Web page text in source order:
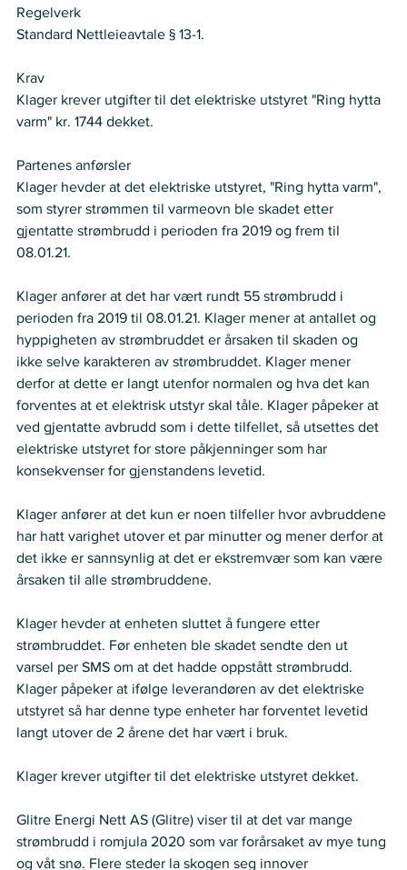
Regelverk
Standard Nettleieavtale § 13-1.
Krav
Klager krever utgifter til det elektriske utstyret "Ring hytta
varm" kr. 1744 dekket.
Partenes anførsler
Klager hevder at det elektriske utstyret, "Ring hytta varm",
som styrer strømmen til varmeovn ble skadet etter
gjentatte strømbrudd i perioden fra 2019 og frem til
08.01.21.
Klager anfører at det har vært rundt 55 strømbrudd i
perioden fra 2019 til 08.01.21. Klager mener at antallet og
hyppigheten av strømbruddet er årsaken til skaden og
ikke selve karakteren av strømbruddet. Klager mener
derfor at dette er langt utenfor normalen og hva det kan
forventes at et elektrisk utstyr skal tåle. Klager påpeker at
ved gjentatte avbrudd som i dette tilfellet, så utsettes det
elektriske utstyret for store påkjenninger som har
konsekvenser for gjenstandens levetid.
Klager anfører at det kun er noen tilfeller hvor avbruddene
har hatt varighet utover et par minutter og mener derfor at
det ikke er sannsynlig at det er ekstremvær som kan være
årsaken til alle strømbruddene.
Klager hevder at enheten sluttet å fungere etter
strømbruddet. Før enheten ble skadet sendte den ut
varsel per SMS om at det hadde oppstått strømbrudd.
Klager påpeker at ifølge leverandøren av det elektriske
utstyret så har denne type enheter har forventet levetid
langt utover de 2 årene det har vært i bruk.
Klager krever utgifter til det elektriske utstyret dekket.
Glitre Energi Nett AS (Glitre) viser til at det var mange
strømbrudd i romjula 2020 som var forårsaket av mye tung
og våt snø. Flere steder la skogen seg innover